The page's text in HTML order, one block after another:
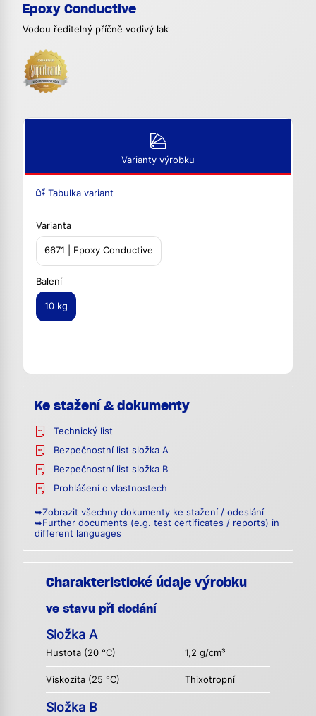
Epoxy Conductive
Vodou ředitelný příčně vodivý lak
Varianty výrobku
Tabulka variant
Varianta
6671 | Epoxy Conductive
Balení
10 kg
Ke stažení & dokumenty
Technický list
Bezpečnostní list složka A
Bezpečnostní list složka B
Prohlášení o vlastnostech
➥Zobrazit všechny dokumenty ke stažení / odeslání
➥Further documents (e.g. test certificates / reports) in
different languages
Charakteristické údaje výrobku
ve stavu při dodání
Složka A
Hustota (20 °C) 1,2 g/cm³
Viskozita (25 °C) Thixotropní
Složka B